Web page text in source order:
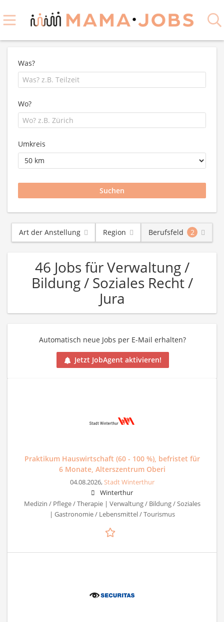
Was?
Wo?
Umkreis
Art der Anstellung Region Berufsfeld 2
46 Jobs für Verwaltung /
Bildung / Soziales Recht /
Jura
Automatisch neue Jobs per E-Mail erhalten?
Jetzt JobAgent aktivieren!
Praktikum Hauswirtschaft (60 - 100 %), befristet für
6 Monate, Alterszentrum Oberi
04.08.2026,Stadt Winterthur
Winterthur
Medizin / Pflege / Therapie | Verwaltung / Bildung / Soziales
| Gastronomie / Lebensmittel / Tourismus